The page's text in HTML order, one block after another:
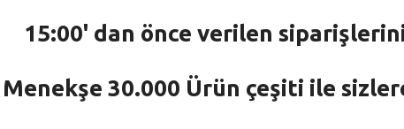
15:00' dan önce verilen
30.000 Ürün çeşiti ile